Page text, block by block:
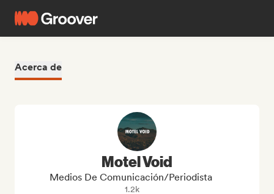
Acerca de
Motel Void
Medios De Comunicación/Periodista
1.2k